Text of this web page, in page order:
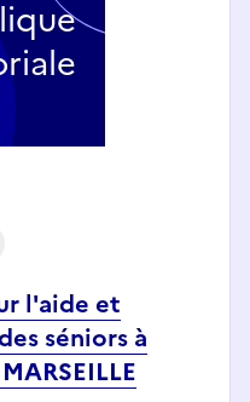
l'aide et
séniors à